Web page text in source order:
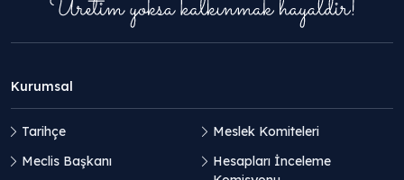
Kurumsal
Tarihçe
Meclis Başkanı
Meslek Komiteleri
Hesapları İnceleme